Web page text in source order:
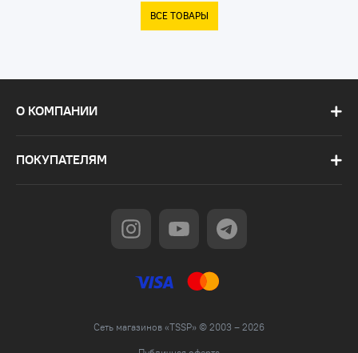
ВСЕ ТОВАРЫ
О КОМПАНИИ
ПОКУПАТЕЛЯМ
Сеть магазинов «TSSP» © 2003 – 2026